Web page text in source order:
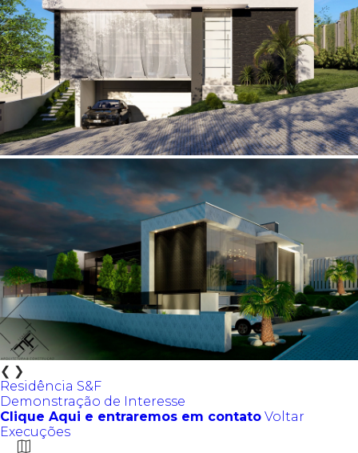
❮ ❯
Residência S&F
Demonstração de Interesse
Clique Aqui e entraremos em contato Voltar
Execuções